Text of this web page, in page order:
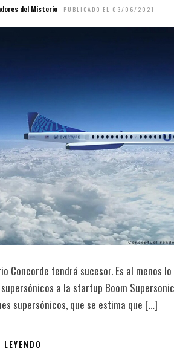
del Misterio PUBLICADO EL 03/06/2021
Concorde tendrá sucesor. Es al menos
a la startup Boom
supersónicos, que se estima que […]